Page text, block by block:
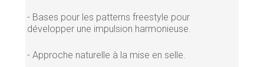
- Bases pour les patterns freestyle pour
développer une impulsion harmonieuse.
- Approche naturelle à la mise en selle.